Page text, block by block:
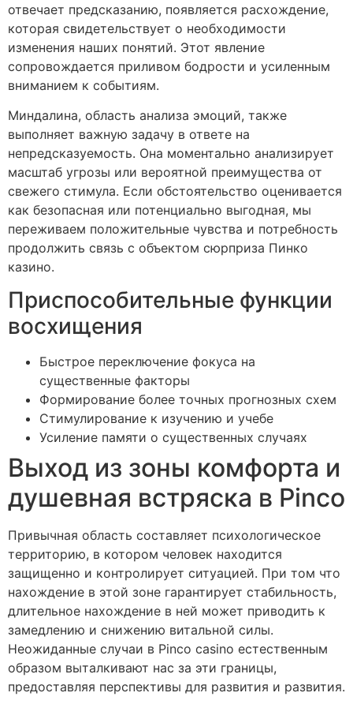
отвечает предсказанию, появляется расхождение,
которая свидетельствует о необходимости
изменения наших понятий. Этот явление
сопровождается приливом бодрости и усиленным
вниманием к событиям.
Миндалина, область анализа эмоций, также
выполняет важную задачу в ответе на
непредсказуемость. Она моментально анализирует
масштаб угрозы или вероятной преимущества от
свежего стимула. Если обстоятельство оценивается
как безопасная или потенциально выгодная, мы
переживаем положительные чувства и потребность
продолжить связь с объектом сюрприза Пинко
казино.
Приспособительные функции
восхищения
Быстрое переключение фокуса на
существенные факторы
Формирование более точных прогнозных схем
Стимулирование к изучению и учебе
Усиление памяти о существенных случаях
Выход из зоны комфорта и
душевная встряска в Pinco
Привычная область составляет психологическое
территорию, в котором человек находится
защищенно и контролирует ситуацией. При том что
нахождение в этой зоне гарантирует стабильность,
длительное нахождение в ней может приводить к
замедлению и снижению витальной силы.
Неожиданные случаи в Pinco casino естественным
образом выталкивают нас за эти границы,
предоставляя перспективы для развития и развития.